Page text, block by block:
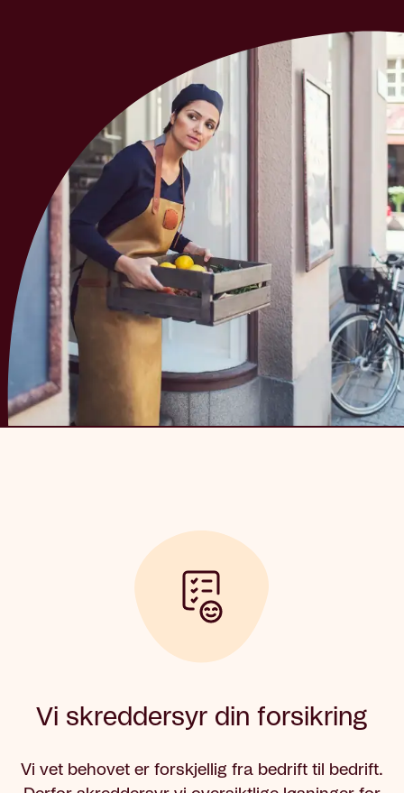
Vi skreddersyr din forsikring
Vi vet behovet er forskjellig fra bedrift til bedrift.